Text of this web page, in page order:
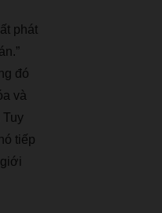
ất phát
án.”
đó
a và
Tuy
ó tiếp
giới